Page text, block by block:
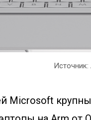
Источник:
Microsoft